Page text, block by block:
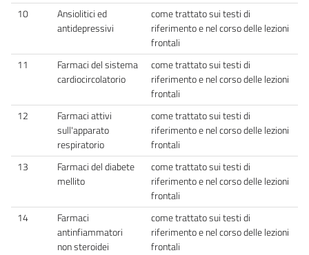
10
Ansiolitici ed
antidepressivi
come trattato sui testi di
riferimento e nel corso delle lezioni
frontali
11
Farmaci del sistema
cardiocircolatorio
come trattato sui testi di
riferimento e nel corso delle lezioni
frontali
12
Farmaci attivi
sull'apparato
respiratorio
come trattato sui testi di
riferimento e nel corso delle lezioni
frontali
13
Farmaci del diabete
mellito
come trattato sui testi di
riferimento e nel corso delle lezioni
frontali
14
Farmaci
antinfiammatori
non steroidei
come trattato sui testi di
riferimento e nel corso delle lezioni
frontali